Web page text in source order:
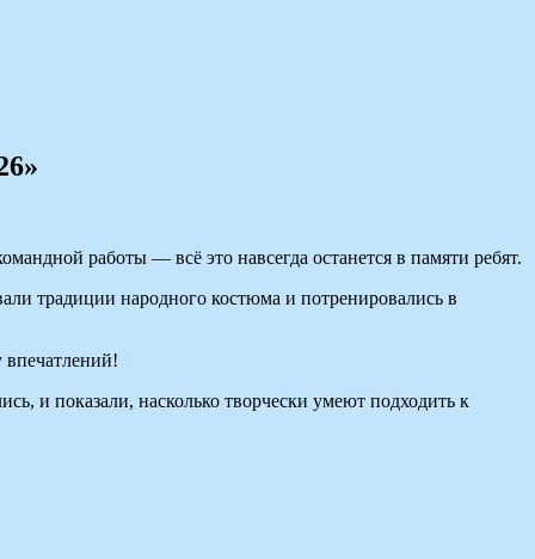
работы — всё это навсегда останется в памяти ребят.
традиции народного костюма и потренировались в
и показали, насколько творчески умеют подходить к